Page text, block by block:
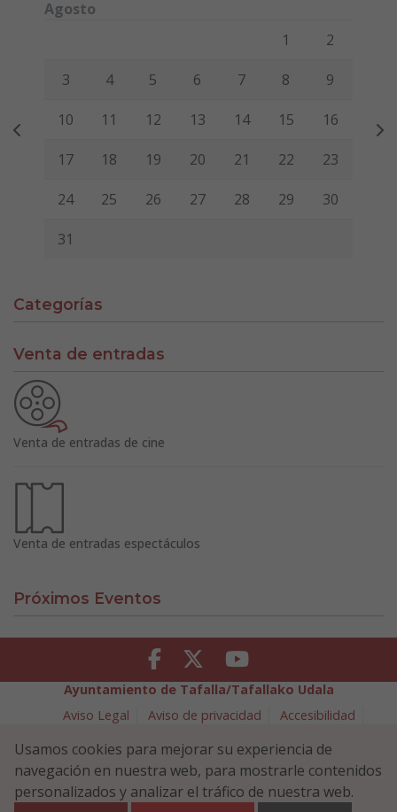
Agosto
Viernes Sábado
1 2
3 4 5 6 7 8 9
10 11 12 13 14 15 16
17 18 19 20 21 22 23
24 25 26 27 28 29 30
31
Categorías
Venta de entradas
Venta de entradas de cine
Venta de entradas espectáculos
Próximos Eventos
Facebook Twitter Youtube
Ayuntamiento de Tafalla/Tafallako Udala
Aviso Legal
Aviso de privacidad
Accesibilidad
Política de Seguridad de la Información
Plaza Navarra 5 - 31300 Tafalla (NAVARRA)
948 70 18 11
ayuntamiento@tafalla.es
Usamos cookies para mejorar su experiencia de
navegación en nuestra web, para mostrarle contenidos
personalizados y analizar el tráfico de nuestra web.